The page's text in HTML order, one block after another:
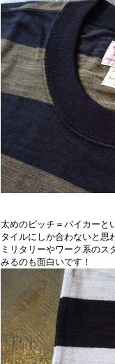
太めのピッチ＝バイカーと
タイルにしか合わないと思
ミリタリーやワーク系のス
みるのも面白いです！